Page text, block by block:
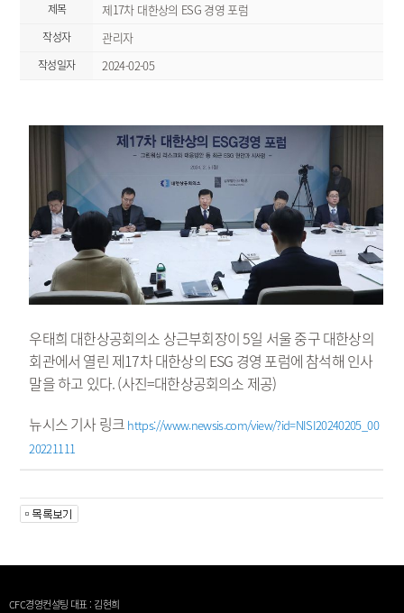
제목 제17차 대한상의 ESG 경영 포럼
작성자 관리자
작성일자 2024-02-05
우태희 대한상공회의소 상근부회장이 5일 서울 중구 대한상의
회관에서 열린 제17차 대한상의 ESG 경영 포럼에 참석해 인사
말을 하고 있다. (사진=대한상공회의소 제공)
뉴시스 기사 링크 https://www.newsis.com/view/?id=NISI20240205_00
20221111
CFC경영컨설팅 대표 : 김현희